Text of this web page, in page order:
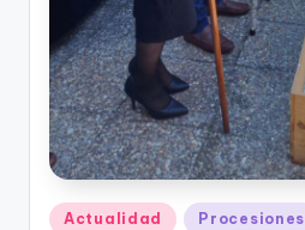
Publicado
Actualidad Procesiones